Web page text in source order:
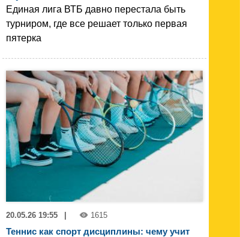
Единая лига ВТБ давно перестала быть
турниром, где все решает только первая
пятерка
20.05.26 19:55 1615
Теннис как спорт дисциплины: чему учит